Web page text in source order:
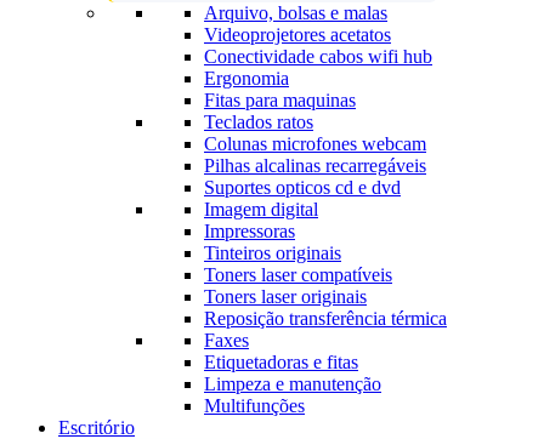
Arquivo, bolsas e malas
Videoprojetores acetatos
Conectividade cabos wifi hub
Ergonomia
Fitas para maquinas
Teclados ratos
Colunas microfones webcam
Pilhas alcalinas recarregáveis
Suportes opticos cd e dvd
Imagem digital
Impressoras
Tinteiros originais
Toners laser compatíveis
Toners laser originais
Reposição transferência térmica
Faxes
Etiquetadoras e fitas
Limpeza e manutenção
Multifunções
Escritório